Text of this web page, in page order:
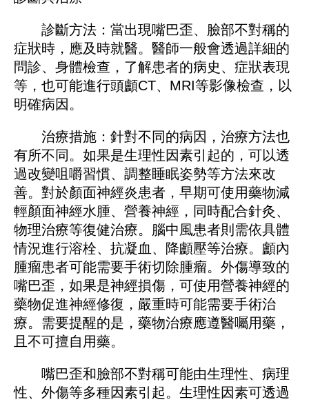
診斷方法：當出現嘴巴歪、臉部不對稱的
症狀時，應及時就醫。醫師一般會透過詳細的
問診、身體檢查，了解患者的病史、症狀表現
等，也可能進行頭顱CT、MRI等影像檢查，以
明確病因。
治療措施：針對不同的病因，治療方法也
有所不同。如果是生理性因素引起的，可以透
過改變咀嚼習慣、調整睡眠姿勢等方法來改
善。對於顏面神經炎患者，早期可使用藥物減
輕顏面神經水腫、營養神經，同時配合針灸、
物理治療等復健治療。腦中風患者則需依具體
情況進行溶栓、抗凝血、降顱壓等治療。顱內
腫瘤患者可能需要手術切除腫瘤。外傷導致的
嘴巴歪，如果是神經損傷，可使用營養神經的
藥物促進神經修復，嚴重時可能需要手術治
療。需要提醒的是，藥物治療應遵醫囑用藥，
且不可擅自用藥。
嘴巴歪和臉部不對稱可能由生理性、病理
性、外傷等多種因素引起。生理性因素可透過